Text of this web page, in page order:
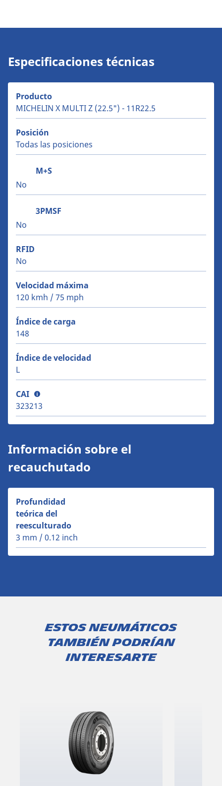
Especificaciones técnicas
Producto
MICHELIN X MULTI Z (22.5") - 11R22.5
Posición
Todas las posiciones
M+S
No
3PMSF
No
RFID
No
Velocidad máxima
120 kmh / 75 mph
Índice de carga
148
Índice de velocidad
L
CAI
323213
Información sobre el
recauchutado
Profundidad
teórica del
reesculturado
3 mm / 0.12 inch
Estos neumáticos
también podrían
interesarte